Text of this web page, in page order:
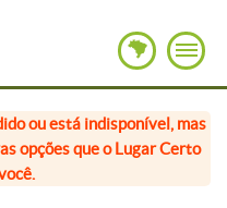
ou está indisponível, mas
opções que o Lugar Certo